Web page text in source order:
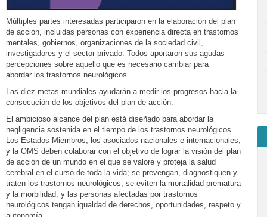
Múltiples partes interesadas participaron en la elaboración del plan
de acción, incluidas personas con experiencia directa en trastornos
mentales, gobiernos, organizaciones de la sociedad civil,
investigadores y el sector privado. Todos aportaron sus agudas
percepciones sobre aquello que es necesario cambiar para
abordar los trastornos neurológicos.
Las diez metas mundiales ayudarán a medir los progresos hacia la
consecución de los objetivos del plan de acción.
El ambicioso alcance del plan está diseñado para abordar la
negligencia sostenida en el tiempo de los trastornos neurológicos.
Los Estados Miembros, los asociados nacionales e internacionales,
y la OMS deben colaborar con el objetivo de lograr la visión del plan
de acción de un mundo en el que se valore y proteja la salud
cerebral en el curso de toda la vida; se prevengan, diagnostiquen y
traten los trastornos neurológicos; se eviten la mortalidad prematura
y la morbilidad; y las personas afectadas por trastornos
neurológicos tengan igualdad de derechos, oportunidades, respeto y